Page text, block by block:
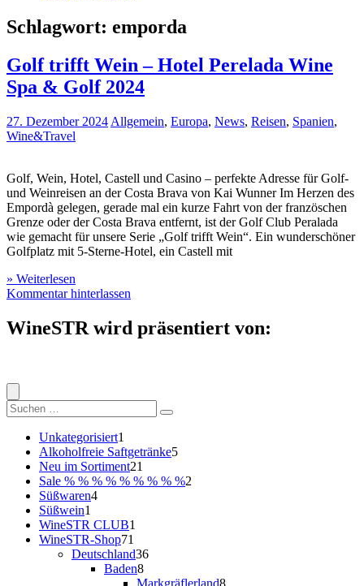
Schlagwort: emporda
Golf trifft Wein – Hotel Perelada Wine
Spa & Golf 2024
27. Dezember 2024 Allgemein, Europa, News, Reisen, Spanien,
Wine&Travel
Golf, Wein, Hotel, Castell und Casino – perfekte Adresse für Golf-
und Weinreisen an der Costa Brava von Kai Wunner Im Herzen des
Empordà gelegen, gerade mal ein kurze Fahrt von der französchen
Grenze oder der Costa Brava entfernt, ist der Golf Club Peralada
wie gemacht für unsere Serie „Golf trifft Wein“. Ein wunderschöner
Golfplatz mit 5-Sterne-Hotel, ein Castell mit
» Weiterlesen
Kommentar hinterlassen
WineSTR wird präsentiert von:
Suche
nach:
Unkategorisiert1
Produkt
Alkoholfreie Saftgetränke55
Neu im Sortiment21
Produkte
Sale % % % % % % % % %2
Süßwaren44
Süßwein1
Produkt
WineSTR CLUB1
WineSTR-Shop71
Produkte
Deutschland3636
Baden88
Produkte
Markgräflerland88